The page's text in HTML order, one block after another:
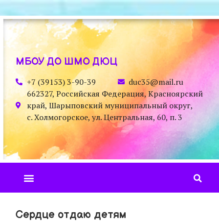
МБОУ ДО ШМО ДЮЦ
+7 (39153) 3-90-39
duc35@mail.ru
662327, Российская Федерация, Красноярский
край, Шарыповский муниципальный округ,
с. Холмогорское, ул. Центральная, 60, п. 3
Сердце отдаю детям